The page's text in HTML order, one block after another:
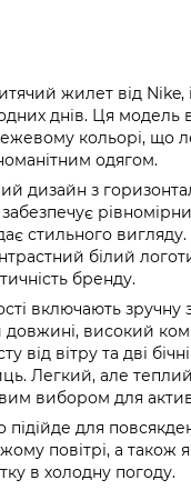
жилет від Nike,
днів. Ця модель
кольорі, що
одягом.
дизайн з
стильного
білий
бренду.
включають зручну
довжині, високий
від вітру та дві
Легкий, але
вибором для
для
повітрі, а також
в холодну погоду.